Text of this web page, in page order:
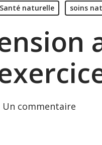
la popup
Santé naturelle soins
Un commentaire